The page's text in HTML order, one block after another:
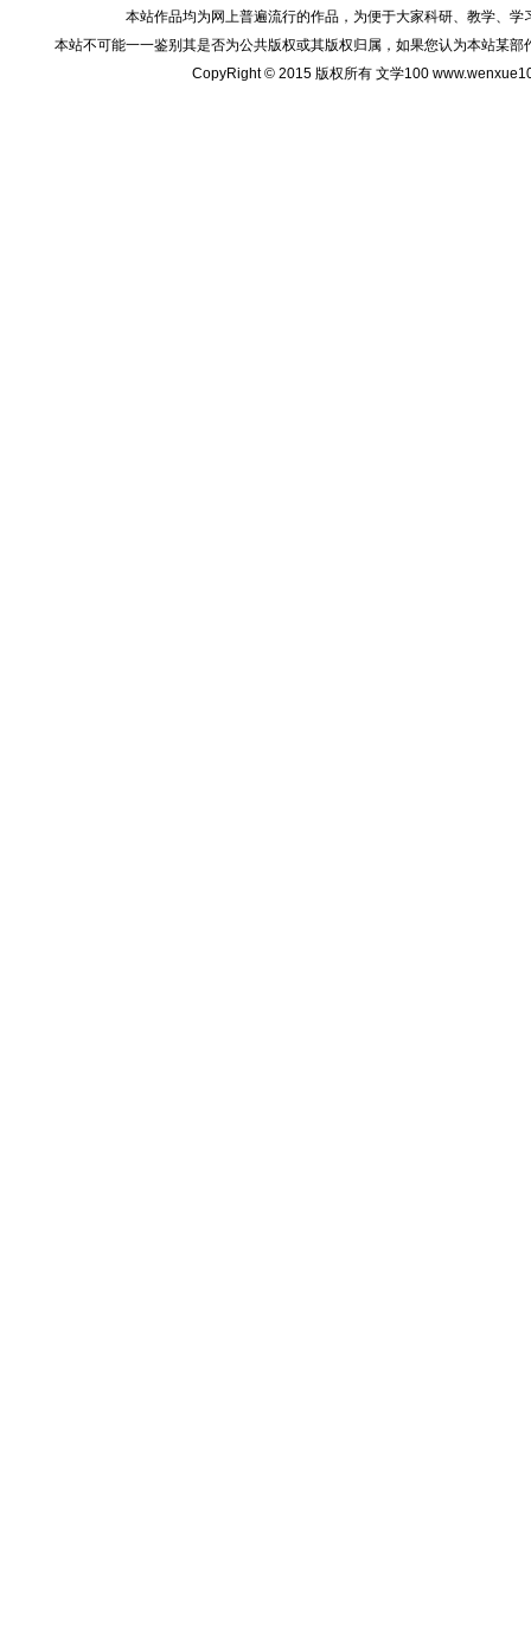
本站作品均为网上普遍流行的作品，为便于大家科研、教学、
本站不可能一一鉴别其是否为公共版权或其版权归属，如果您认为本站某
CopyRight © 2015 版权所有 文学100